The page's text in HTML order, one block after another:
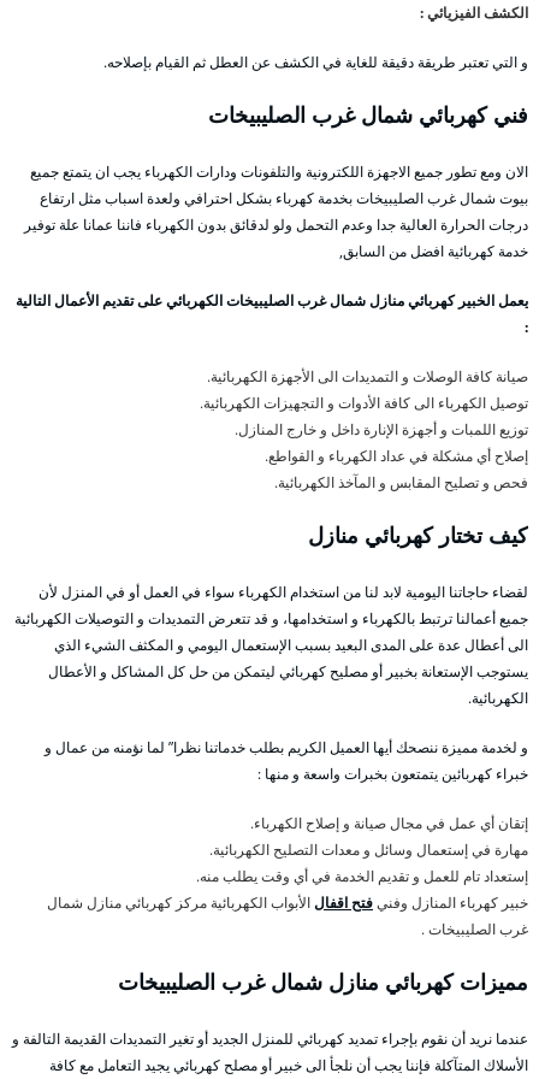
الكشف الفيزيائي :
و التي تعتبر طريقة دقيقة للغاية في الكشف عن العطل ثم القيام بإصلاحه.
فني كهربائي شمال غرب الصليبيخات
الان ومع تطور جميع الاجهزة اللكترونية والتلفونات ودارات الكهرباء يجب ان يتمتع جميع
بيوت شمال غرب الصليبيخات بخدمة كهرباء بشكل احترافي ولعدة اسباب مثل ارتفاع
درجات الحرارة العالية جدا وعدم التحمل ولو لدقائق بدون الكهرباء فاننا عمانا علة توفير
خدمة كهربائية افضل من السابق,
يعمل الخبير كهربائي منازل شمال غرب الصليبيخات الكهربائي على تقديم الأعمال التالية
:
صيانة كافة الوصلات و التمديدات الى الأجهزة الكهربائية.
توصيل الكهرباء الى كافة الأدوات و التجهيزات الكهربائية.
توزيع اللمبات و أجهزة الإنارة داخل و خارج المنازل.
إصلاح أي مشكلة في عداد الكهرباء و القواطع.
فحص و تصليح المقابس و المآخذ الكهربائية.
كيف تختار كهربائي منازل
لقضاء حاجاتنا اليومية لابد لنا من استخدام الكهرباء سواء في العمل أو في المنزل لأن
جميع أعمالنا ترتبط بالكهرباء و استخدامها، و قد تتعرض التمديدات و التوصيلات الكهربائية
الى أعطال عدة على المدى البعيد بسبب الإستعمال اليومي و المكثف الشيء الذي
يستوجب الإستعانة بخبير أو مصليح كهربائي ليتمكن من حل كل المشاكل و الأعطال
الكهربائية.
و لخدمة مميزة ننصحك أيها العميل الكريم بطلب خدماتنا نظرا” لما نؤمنه من عمال و
خبراء كهربائين يتمتعون بخبرات واسعة و منها :
إتقان أي عمل في مجال صيانة و إصلاح الكهرباء.
مهارة في إستعمال وسائل و معدات التصليح الكهربائية.
إستعداد تام للعمل و تقديم الخدمة في أي وقت يطلب منه.
خبير كهرباء المنازل وفنيفتح اقفالالأبواب الكهربائية مركز كهربائي منازل شمال
غرب الصليبيخات .
مميزات كهربائي منازل شمال غرب الصليبيخات
عندما نريد أن نقوم بإجراء تمديد كهربائي للمنزل الجديد أو تغير التمديدات القديمة التالفة و
الأسلاك المتآكلة فإننا يجب أن نلجأ الى خبير أو مصلح كهربائي يجيد التعامل مع كافة